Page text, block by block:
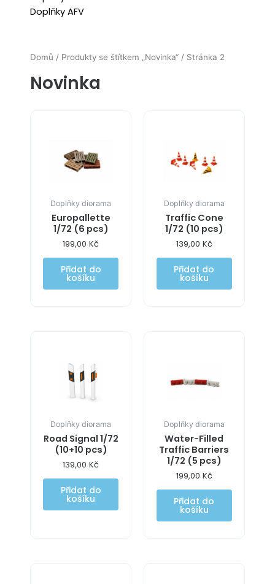
Doplňky AFV
Domů / Produkty se štítkem „Novinka“ / Stránka 2
Novinka
Doplňky diorama
Europallette
1/72 (6 pcs)
199,00Kč
Přidat do
košíku
Doplňky diorama
Traffic Cone
1/72 (10 pcs)
139,00 Kč
Přidat do
košíku
Doplňky diorama
Road Signal 1/72
(10+10 pcs)
139,00Kč
Přidat do
košíku
Doplňky diorama
Water-Filled
Traffic Barriers
1/72 (5 pcs)
199,00 Kč
Přidat do
košíku